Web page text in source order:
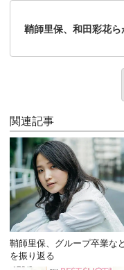
鞘師里保、和田彩花
関連記事
鞘師里保、グループ卒業な
を振り返る